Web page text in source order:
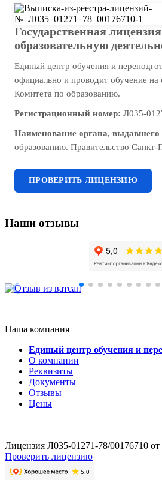
Государственная
образовательную
Единый центр обучения и
официально и проводит обучение на
Комитета по образованию.
Регистрационный номер: Л035-
Наименование органа, выдавшего
образованию. Правительство Санкт-
ПРОВЕРИТЬ ЛИЦЕНЗИЮ
Наши отзывы
Наша компания
Единый центр обучения и
О компании
Реквизиты
Документы
Отзывы
Цены
Лицензия Л035-01271-78/00176710 от
Проверить лицензию